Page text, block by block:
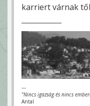
karriert várnak
---
"Nincs igazság és nincs
Antal